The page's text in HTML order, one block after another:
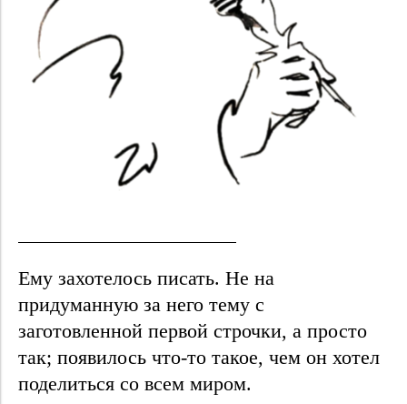
Ему захотелось писать. Не на
придуманную за него тему с
заготовленной первой строчки, а просто
так; появилось что-то такое, чем он хотел
поделиться со всем миром.